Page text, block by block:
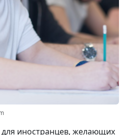
иностранцев, желающих